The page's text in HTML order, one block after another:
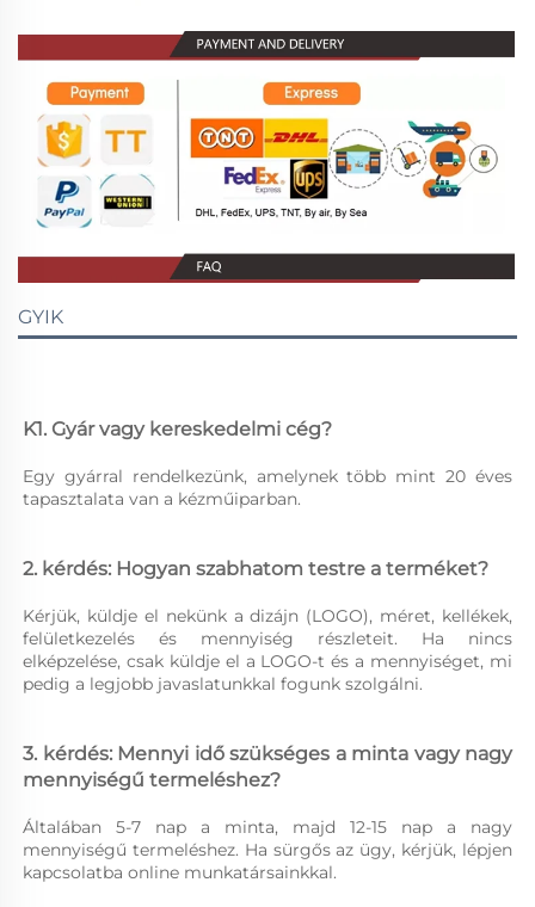
GYIK
K1. Gyár vagy kereskedelmi cég?
Egy gyárral rendelkezünk, amelynek több mint 20 éves
tapasztalata van a kézműiparban.
2. kérdés: Hogyan szabhatom testre a terméket?
Kérjük, küldje el nekünk a dizájn (LOGO), méret, kellékek,
felületkezelés és mennyiség részleteit. Ha nincs
elképzelése, csak küldje el a LOGO-t és a mennyiséget, mi
pedig a legjobb javaslatunkkal fogunk szolgálni.
3. kérdés: Mennyi idő szükséges a minta vagy nagy
mennyiségű termeléshez?
Általában 5-7 nap a minta, majd 12-15 nap a nagy
mennyiségű termeléshez. Ha sürgős az ügy, kérjük, lépjen
kapcsolatba online munkatársainkkal.